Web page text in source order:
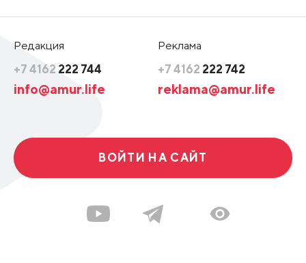
Редакция
+7 4162 222 744
info@amur.life
Реклама
+7 4162 222 742
reklama@amur.life
ВОЙТИ НА САЙТ